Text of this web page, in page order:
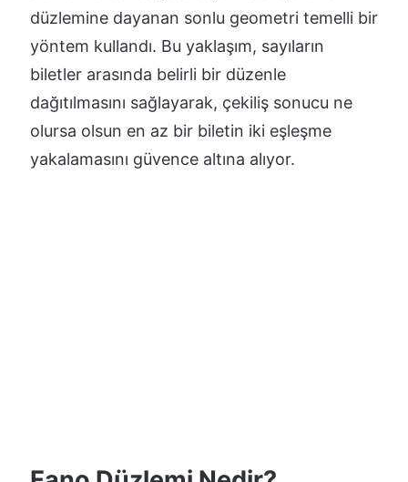
düzlemine dayanan sonlu geometri temelli bir
yöntem kullandı. Bu yaklaşım, sayıların
biletler arasında belirli bir düzenle
dağıtılmasını sağlayarak, çekiliş sonucu ne
olursa olsun en az bir biletin iki eşleşme
yakalamasını güvence altına alıyor.